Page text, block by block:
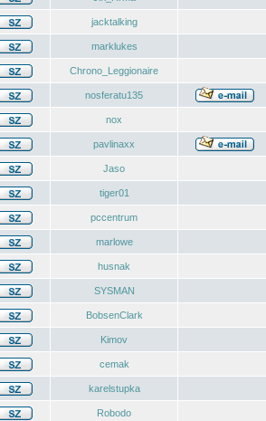
jacktalking
marklukes
Chrono_Leggionaire
nosferatu135
nox
pavlinaxx
Jaso
tiger01
pccentrum
marlowe
husnak
SYSMAN
BobsenClark
Kimov
cemak
karelstupka
Robodo